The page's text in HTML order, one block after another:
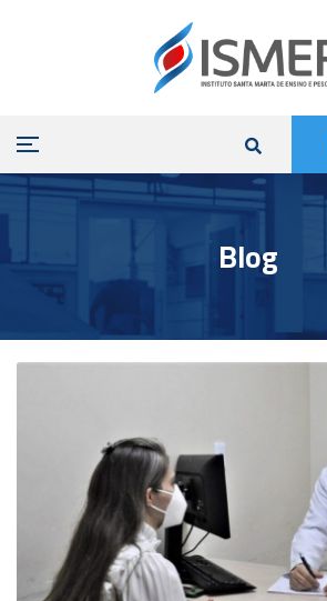
Blog